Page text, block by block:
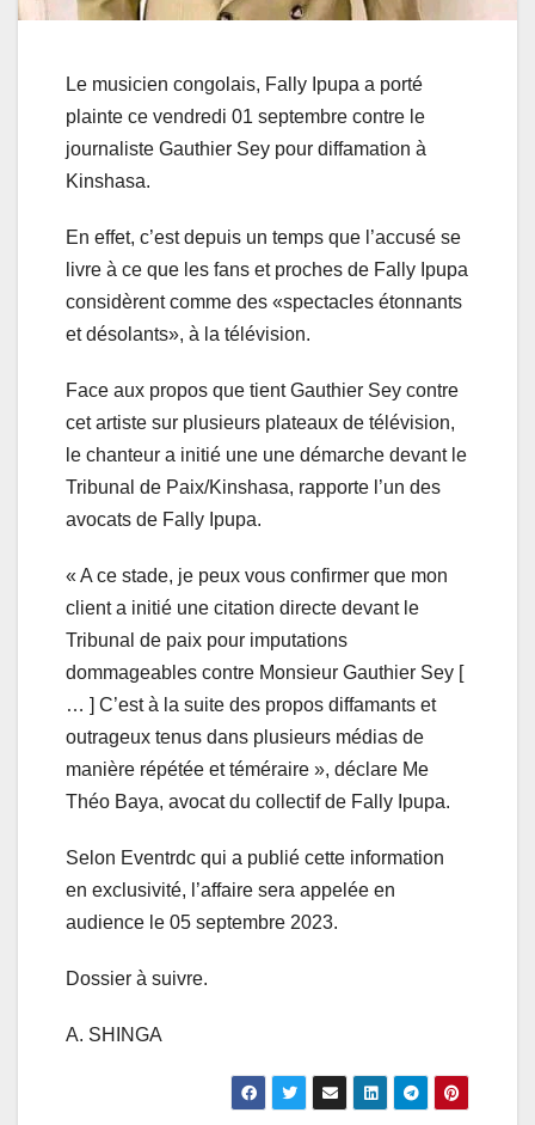
Le musicien congolais, Fally Ipupa a porté
plainte ce vendredi 01 septembre contre le
journaliste Gauthier Sey pour diffamation à
Kinshasa.
En effet, c’est depuis un temps que l’accusé se
livre à ce que les fans et proches de Fally Ipupa
considèrent comme des «spectacles étonnants
et désolants», à la télévision.
Face aux propos que tient Gauthier Sey contre
cet artiste sur plusieurs plateaux de télévision,
le chanteur a initié une une démarche devant le
Tribunal de Paix/Kinshasa, rapporte l’un des
avocats de Fally Ipupa.
« A ce stade, je peux vous confirmer que mon
client a initié une citation directe devant le
Tribunal de paix pour imputations
dommageables contre Monsieur Gauthier Sey [
… ] C’est à la suite des propos diffamants et
outrageux tenus dans plusieurs médias de
manière répétée et téméraire », déclare Me
Théo Baya, avocat du collectif de Fally Ipupa.
Selon Eventrdc qui a publié cette information
en exclusivité, l’affaire sera appelée en
audience le 05 septembre 2023.
Dossier à suivre.
A. SHINGA